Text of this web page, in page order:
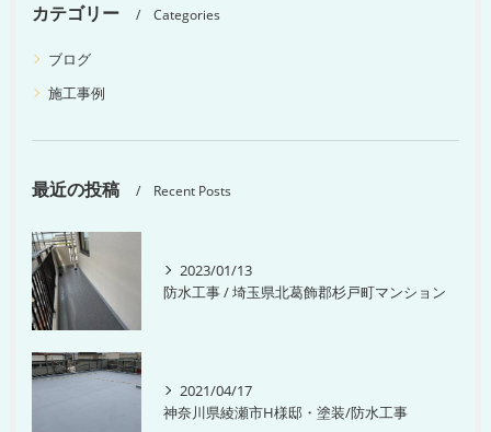
カテゴリー Categories
ブログ
施工事例
最近の投稿 Recent Posts
2023/01/13
防水工事 / 埼玉県北葛飾郡杉戸町マンション
2021/04/17
神奈川県綾瀬市H様邸・塗装/防水工事